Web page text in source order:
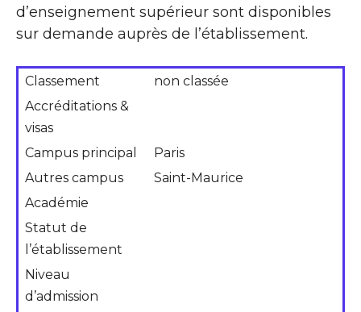
d’enseignement supérieur sont disponibles
sur demande auprès de l’établissement.
Classement
non classée
Accréditations &
visas
Campus principal
Paris
Autres campus
Saint-Maurice
Académie
Statut de
l’établissement
Niveau
d’admission